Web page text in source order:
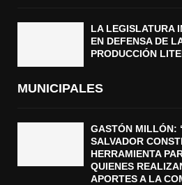
LA LEGISLATURA
EN DEFENSA DE
PRODUCCIÓN
MUNICIPALES
GASTÓN MILLÓN:
SALVADOR
HERRAMIENTA
QUIENES
APORTES A LA